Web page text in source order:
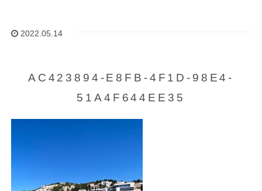
2022.05.14
AC423894-E8FB-4F1D-98E4-
51A4F644EE35